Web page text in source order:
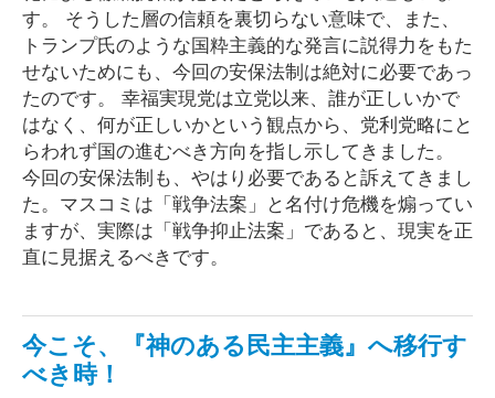
す。 そうした層の信頼を裏切らない意味で、また、
トランプ氏のような国粋主義的な発言に説得力をもた
せないためにも、今回の安保法制は絶対に必要であっ
たのです。 幸福実現党は立党以来、誰が正しいかで
はなく、何が正しいかという観点から、党利党略にと
らわれず国の進むべき方向を指し示してきました。
今回の安保法制も、やはり必要であると訴えてきまし
た。マスコミは「戦争法案」と名付け危機を煽ってい
ますが、実際は「戦争抑止法案」であると、現実を正
直に見据えるべきです。
今こそ、『神のある民主主義』へ移行す
べき時！